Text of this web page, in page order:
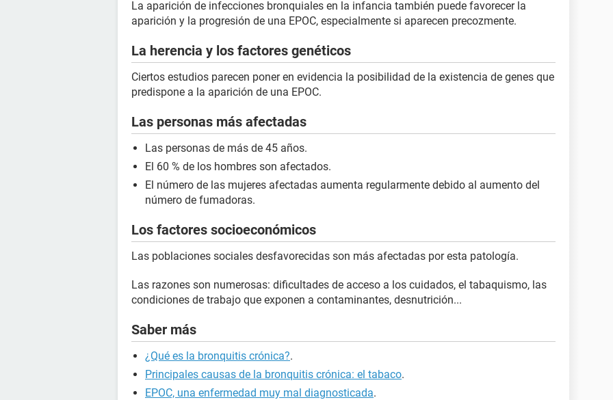
La aparición de infecciones bronquiales en la infancia también puede favorecer la
aparición y la progresión de una EPOC, especialmente si aparecen precozmente.
La herencia y los factores genéticos
Ciertos estudios parecen poner en evidencia la posibilidad de la existencia de genes que
predispone a la aparición de una EPOC.
Las personas más afectadas
Las personas de más de 45 años.
El 60 % de los hombres son afectados.
El número de las mujeres afectadas aumenta regularmente debido al aumento del
número de fumadoras.
Los factores socioeconómicos
Las poblaciones sociales desfavorecidas son más afectadas por esta patología.
Las razones son numerosas: dificultades de acceso a los cuidados, el tabaquismo, las
condiciones de trabajo que exponen a contaminantes, desnutrición...
Saber más
¿Qué es la bronquitis crónica?.
Principales causas de la bronquitis crónica: el tabaco.
EPOC, una enfermedad muy mal diagnosticada.